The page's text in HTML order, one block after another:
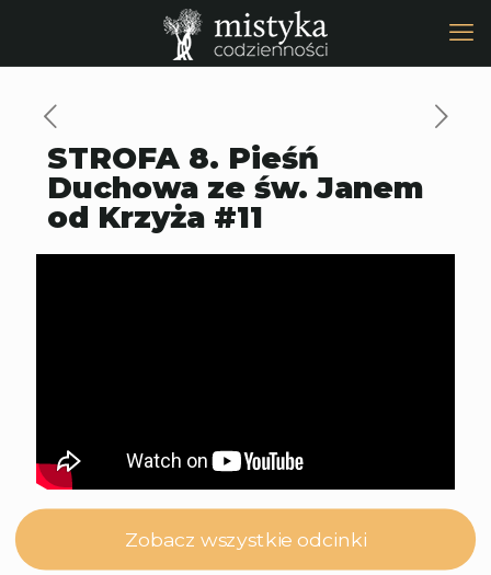
STROFA 8. Pieśń
Duchowa ze św. Janem
od Krzyża #11
Zobacz wszystkie odcinki